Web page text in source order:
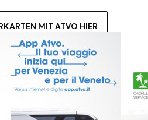
MIT ATVO HIER